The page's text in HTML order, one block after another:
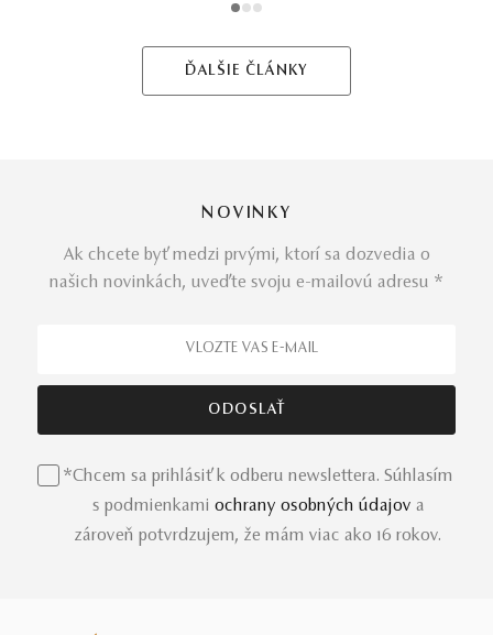
1 2 3
ĎALŠIE ČLÁNKY
NOVINKY
Ak chcete byť medzi prvými, ktorí sa dozvedia o
našich novinkách, uveďte svoju e-mailovú adresu *
*Chcem sa prihlásiť k odberu newslettera. Súhlasím
s podmienkami ochrany osobných údajov a
zároveň potvrdzujem, že mám viac ako 16 rokov.